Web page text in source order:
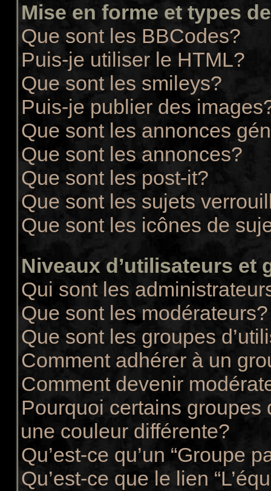
Mise en forme et types
Que sont les BBCodes?
Puis-je utiliser le HTML?
Que sont les smileys?
Puis-je publier des
Que sont les annonces
Que sont les annonces?
Que sont les post-it?
Que sont les sujets
Que sont les icônes de
Niveaux d’utilisateurs et
Qui sont les
Que sont les modérateurs?
Que sont les groupes
Comment adhérer à un
Comment devenir
Pourquoi certains groupes
une couleur différente?
Qu’est-ce qu’un “Groupe
Qu’est-ce que le lien